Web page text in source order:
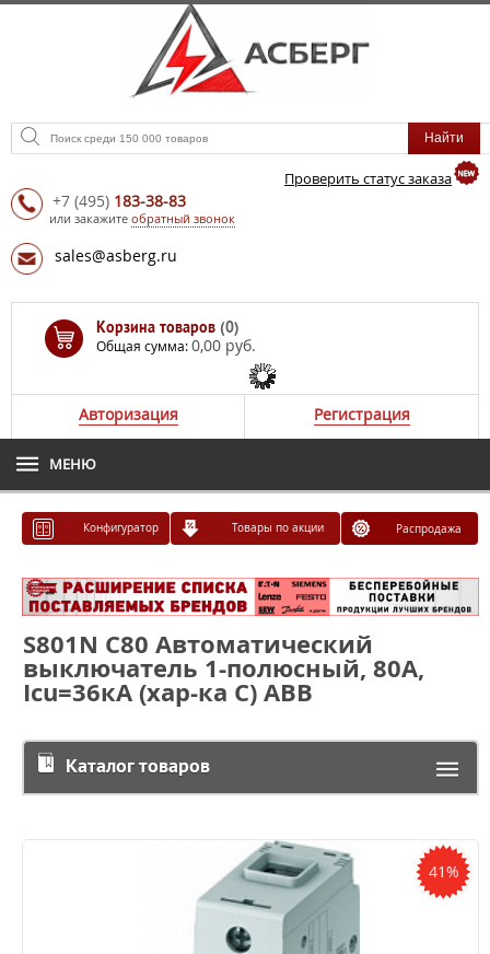
Проверить статус заказа
+7 (495) 183-38-83
или закажите обратный звонок
sales@asberg.ru
Корзина товаров (0)
Общая сумма:0,00 руб.
Авторизация Регистрация
МЕНЮ
Конфигуратор Товары по акции Распродажа
S801N C80 Автоматический
выключатель 1-полюсный, 80А,
Icu=36кА (хар-ка C) ABB
Каталог товаров
41%